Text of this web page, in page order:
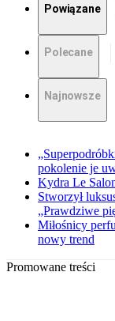
Powiązane
Polecane
Najnowsze
pokolenie je
Kydra Le
Stworzył
„Prawdziwe
Miłośnicy
nowy trend
Promowane treści